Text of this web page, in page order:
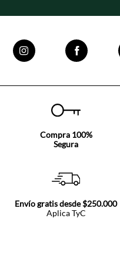
Compra 100%
Segura
Envío gratis desde $250.000
Aplica TyC